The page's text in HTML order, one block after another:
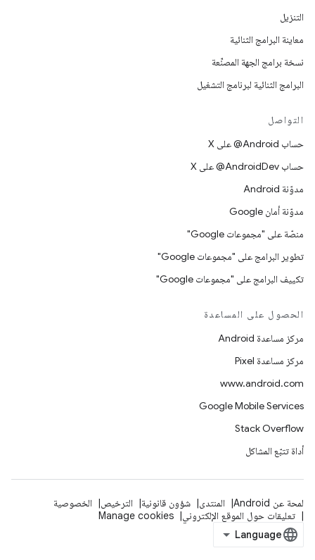
التنزيل
معاينة البرامج الثنائية
نسخة برامج الجهة المصنِّعة
البرامج الثنائية لبرنامج التشغيل
التواصل
حساب ‎@Android على X
حساب ‎@AndroidDev على X
مدوّنة Android
مدوّنة أمان Google
منصّة على "مجموعات Google"
تطوير البرامج على "مجموعات Google"
تكييف البرامج على "مجموعات Google"
الحصول على المساعدة
مركز مساعدة Android
مركز مساعدة Pixel
www.android.com
Google Mobile Services
Stack Overflow
أداة تتبّع المشاكل
لمحة عن Android المنتدى شؤون قانونية الترخيص
الخصوصية
تعليقات حول الموقع الإلكتروني
Manage cookies